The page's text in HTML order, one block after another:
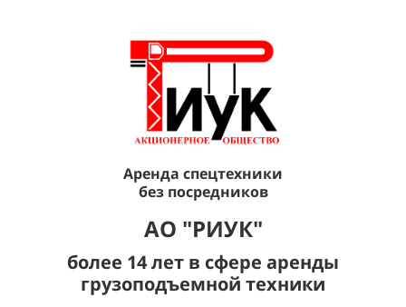
Аренда спецтехники
без посредников
AО "РИУК"
более 14 лет в сфере аренды
грузоподъемной техники